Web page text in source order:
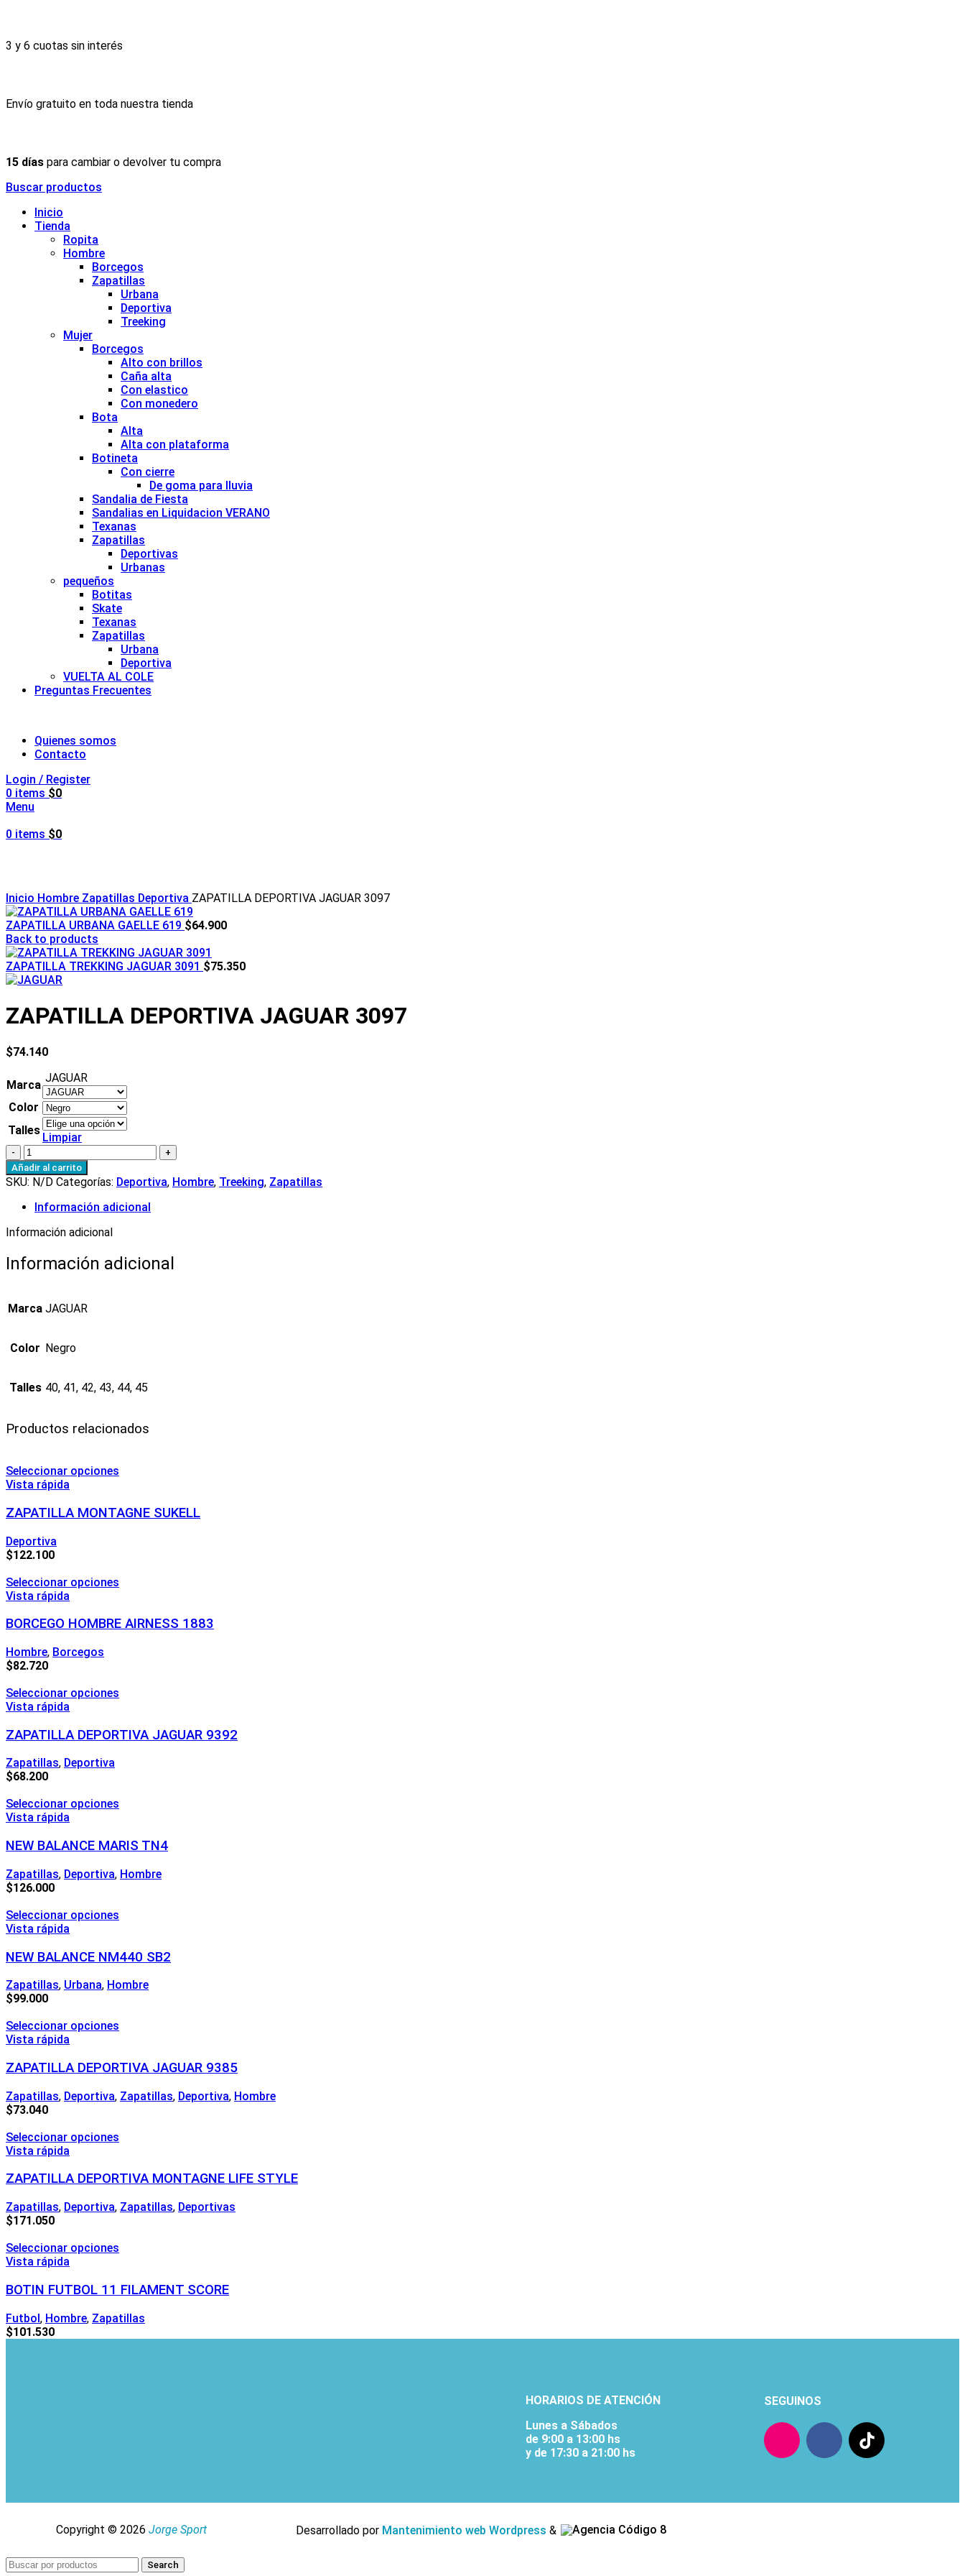
3 y 6 cuotas sin interés
Envío gratuito en toda nuestra tienda
15 días para cambiar o devolver tu compra
Buscar productos
Inicio
Tienda
Ropita
Hombre
Borcegos
Zapatillas
Urbana
Deportiva
Treeking
Mujer
Borcegos
Alto con brillos
Caña alta
Con elastico
Con monedero
Bota
Alta
Alta con plataforma
Botineta
Con cierre
De goma para lluvia
Sandalia de Fiesta
Sandalias en Liquidacion VERANO
Texanas
Zapatillas
Deportivas
Urbanas
pequeños
Botitas
Skate
Texanas
Zapatillas
Urbana
Deportiva
VUELTA AL COLE
Preguntas Frecuentes
Quienes somos
Contacto
Login / Register
0 items $0
Menu
0 items $0
Inicio Hombre Zapatillas Deportiva ZAPATILLA DEPORTIVA JAGUAR 3097
ZAPATILLA URBANA GAELLE 619 $64.900
Back to products
ZAPATILLA TREKKING JAGUAR 3091 $75.350
ZAPATILLA DEPORTIVA JAGUAR 3097
$74.140
Marca
JAGUAR
Color
Talles
Limpiar
Añadir al carrito
SKU: N/D Categorías: Deportiva, Hombre, Treeking, Zapatillas
Información adicional
Información adicional
Información adicional
Marca JAGUAR
Color Negro
Talles 40, 41, 42, 43, 44, 45
Productos relacionados
Seleccionar opciones
Vista rápida
ZAPATILLA MONTAGNE SUKELL
Deportiva
$122.100
Seleccionar opciones
Vista rápida
BORCEGO HOMBRE AIRNESS 1883
Hombre, Borcegos
$82.720
Seleccionar opciones
Vista rápida
ZAPATILLA DEPORTIVA JAGUAR 9392
Zapatillas, Deportiva
$68.200
Seleccionar opciones
Vista rápida
NEW BALANCE MARIS TN4
Zapatillas, Deportiva, Hombre
$126.000
Seleccionar opciones
Vista rápida
NEW BALANCE NM440 SB2
Zapatillas, Urbana, Hombre
$99.000
Seleccionar opciones
Vista rápida
ZAPATILLA DEPORTIVA JAGUAR 9385
Zapatillas, Deportiva, Zapatillas, Deportiva, Hombre
$73.040
Seleccionar opciones
Vista rápida
ZAPATILLA DEPORTIVA MONTAGNE LIFE STYLE
Zapatillas, Deportiva, Zapatillas, Deportivas
$171.050
Seleccionar opciones
Vista rápida
BOTIN FUTBOL 11 FILAMENT SCORE
Futbol, Hombre, Zapatillas
$101.530
HORARIOS DE ATENCIÓN
Lunes a Sábados
de 9:00 a 13:00 hs
y de 17:30 a 21:00 hs
SEGUINOS
Copyright © 2026 Jorge Sport Desarrollado por Mantenimiento web Wordpress &
Search